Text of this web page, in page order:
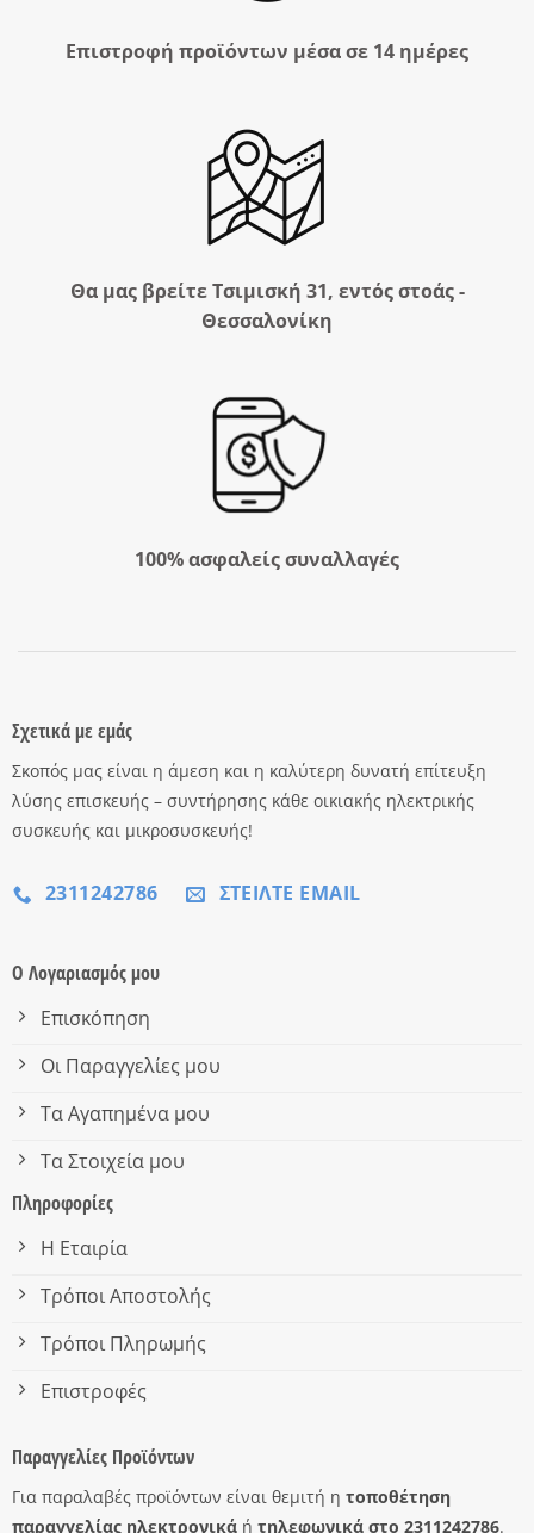
Επιστροφή προϊόντων μέσα σε 14 ημέρες
Θα μας βρείτε Τσιμισκή 31, εντός στοάς -
Θεσσαλονίκη
100% ασφαλείς συναλλαγές
Σχετικά με εμάς
Σκοπός μας είναι η άμεση και η καλύτερη δυνατή επίτευξη
λύσης επισκευής – συντήρησης κάθε οικιακής ηλεκτρικής
συσκευής και μικροσυσκευής!
2311242786 ΣΤΕΊΛΤΕ EMAIL
Ο Λογαριασμός μου
Επισκόπηση
Οι Παραγγελίες μου
Τα Αγαπημένα μου
Τα Στοιχεία μου
Πληροφορίες
Η Εταιρία
Τρόποι Αποστολής
Τρόποι Πληρωμής
Επιστροφές
Παραγγελίες Προϊόντων
Για παραλαβές προϊόντων είναι θεμιτή η τοποθέτηση
παραγγελίας ηλεκτρονικάή τηλεφωνικά στο 2311242786.